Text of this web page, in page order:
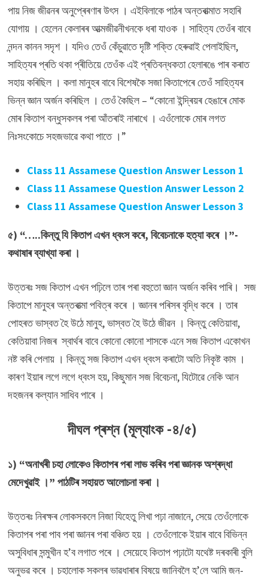
পায় নিজ জীৱনৰ অনুপ্ৰেৰণাৰ উৎস । এইবিলাকে পাঠৰ অন্তৰাত্মাত সহাৰি
যোগায় । হেলেন কেলাৰৰ আত্মজীৱনীখনকে ধৰা যাওক । সাহিত্য তেওঁৰ বাবে
নন্দন কানন সদৃশ । যদিও তেওঁ কেঁচুৱাতে দৃষ্টি শক্তি হেৰুৱাই পেলাইছিল,
সাহিত্যৰ প্ৰতি থকা প্ৰীতিয়ে তেওঁক এই প্ৰতিবন্ধকতা হেলাৰঙে পাৰ কৰাত
সহায় কৰিছিল । কলা মানুহৰ বাবে বিশেষকৈ সজা কিতাপেৰে তেওঁ সাহিত্যৰ
ভিন্ন জ্ঞান অৰ্জন কৰিছিল । তেওঁ কৈছিল – “কোনো ইন্দ্ৰিয়ৰ হেঙাৰে মোক
মোৰ কিতাপ বন্ধুসকলৰ পৰা আঁতৰাই নাৰাখে । এওঁলোকে মোৰ লগত
নিঃসংকোচে সহজভাৱে কথা পাতে ।”
Class 11 Assamese Question Answer Lesson 1
Class 11 Assamese Question Answer Lesson 2
Class 11 Assamese Question Answer Lesson 3
৫) “…..কিন্তু যি কিতাপ এখন ধ্বংস কৰে, বিবেচনাকে হত্যা কৰে ।”-
কথাষাৰ ব্যাখ্যা কৰা ।
উত্তৰঃ সজ কিতাপ এখন পঢ়িলে তাৰ পৰা বহুতো জ্ঞান অৰ্জন কৰিব পাৰি। সজ
কিতাপে মানুহৰ অন্তৰাত্মা পবিত্ৰ কৰে । জ্ঞানৰ পৰিসৰ বৃদ্ধি কৰে । তাৰ
পোহৰত ভাস্বত হৈ উঠে মানুহ, ভাস্বত হৈ উঠে জীৱন । কিন্তু কেতিয়াবা,
কেতিয়াবা নিজৰ স্বাৰ্থৰ বাবে কোনো কোনো শাসকে এনে সজ কিতাপ একোখন
নষ্ট কৰি পেলায় । কিন্তু সজ কিতাপ এখন ধ্বংস কৰাটো অতি নিকৃষ্ট কাম ।
কাৰণ ইয়াৰ লগে লগে ধ্বংস হয়, কিছুমান সজ বিবেচনা, যিটোৱে নেকি আন
দহজনৰ কল্যান সাধিব পাৰে ।
দীঘল প্ৰশ্ন (মূল্যাংক -৪/৫)
১) “অনাখৰী চহা লোকেও কিতাপৰ পৰা লাভ কৰিব পৰা জ্ঞানক অশ্ৰদ্ধা
মেদেখুৱাই ।” পাঠটিৰ সহায়ত আলোচনা কৰা ।
উত্তৰঃ নিৰক্ষৰ লোকসকলে নিজা যিহেতু লিখা পঢ়া নাজানে, সেয়ে তেওঁলোকে
কিতাপৰ পৰা পাব পৰা জ্ঞানৰ পৰা বঞ্চিত হয় । তেওঁলোকে ইয়াৰ বাবে বিভিন্ন
অসুবিধাৰ সন্মুখীন হ’ব লগাত পৰে । সেয়েহে কিতাপ পঢ়াটো যথেষ্ট দৰকাৰী বুলি
অনুভৱ কৰে । চহালোক সকলৰ ভাৱধাৰাৰ বিষয়ে জানিবলৈ হ’লে আমি জন-